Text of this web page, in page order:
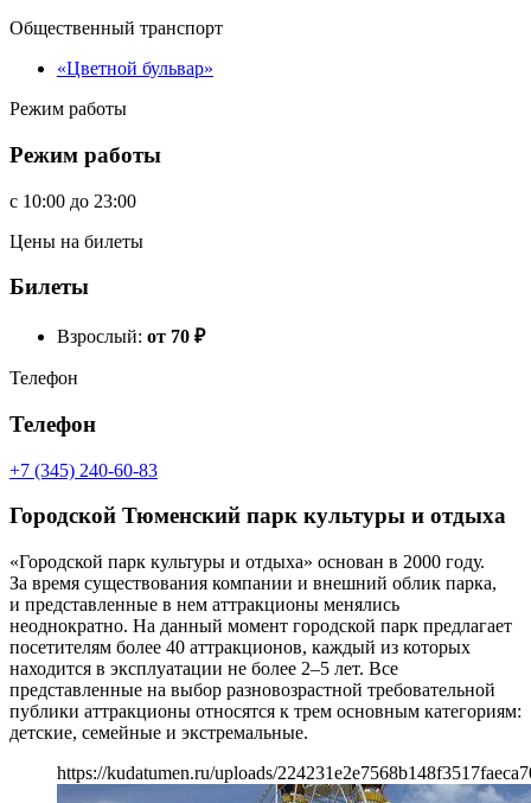
Общественный транспорт
«Цветной бульвар»
Режим работы
Режим работы
c 10:00 до 23:00
Цены на билеты
Билеты
Взрослый: от 70 ₽
Телефон
Телефон
+7 (345) 240-60-83
Городской Тюменский парк культуры и отдыха
«Городской парк культуры и отдыха» основан в 2000 году.
За время существования компании и внешний облик парка,
и представленные в нем аттракционы менялись
неоднократно. На данный момент городской парк предлагает
посетителям более 40 аттракционов, каждый из которых
находится в эксплуатации не более 2–5 лет. Все
представленные на выбор разновозрастной требовательной
публики аттракционы относятся к трем основным категориям:
детские, семейные и экстремальные.
https://kudatumen.ru/uploads/